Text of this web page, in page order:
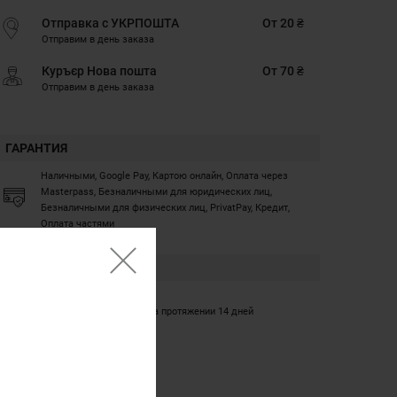
Отправка с УКРПОШТА
Отправим в день заказа
От 20 ₴
Куръєр Нова пошта
Отправим в день заказа
От 70 ₴
ГАРАНТИЯ
Наличными, Google Pay, Картою онлайн, Оплата через
Masterpass, Безналичными для юридических лиц,
Безналичными для физических лиц, PrivatPay, Кредит,
Оплата частями
Обмен/возврат товара на протяжении 14 дней